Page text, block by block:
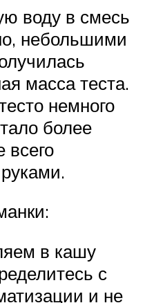
воду в смесь
небольшими
масса теста.
немного
более
в кашу
с
и не